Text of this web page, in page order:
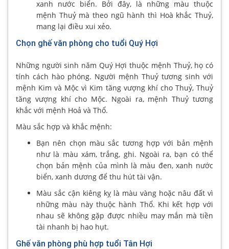
xanh nước biển. Bởi đây, là những màu thuộc
mệnh Thuỷ mà theo ngũ hành thì Hoà khắc Thuỷ,
mang lại điều xui xẻo.
Chọn ghế văn phòng cho tuổi Quý Hợi
Những người sinh năm Quý Hợi thuộc mệnh Thuỷ, họ có
tính cách hào phóng. Người mệnh Thuỷ tương sinh với
mệnh Kim và Mộc vì Kim tăng vượng khí cho Thuỷ, Thuỷ
tăng vượng khí cho Mộc. Ngoài ra, mệnh Thuỷ tương
khắc với mệnh Hoả và Thổ.
Màu sắc hợp và khắc mệnh:
Bạn nên chọn màu sắc tương hợp với bản mệnh
như là màu xám, trắng, ghi. Ngoài ra, bạn có thể
chọn bản mệnh của mình là màu đen, xanh nước
biển, xanh dương để thu hút tài vận.
Màu sắc cận kiêng kỵ là màu vàng hoặc nâu đất vì
những màu này thuộc hành Thổ. Khi kết hợp với
nhau sẽ không gặp được nhiều may mắn mà tiền
tài nhanh bị hao hụt.
Ghế văn phòng phù hợp tuổi Tân Hợi